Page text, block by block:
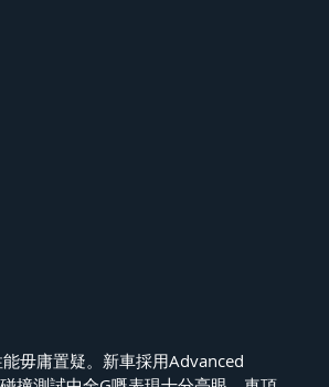
毋庸置疑。新車採用Advanced